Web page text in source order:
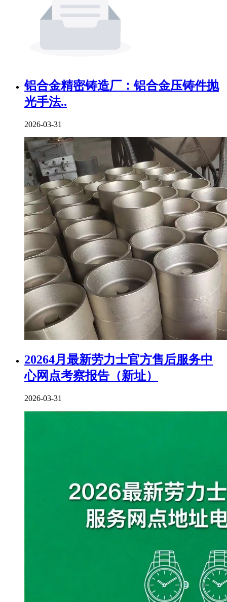
铝合金精密铸造厂：铝合金压铸件抛
光手法..
2026-03-31
20264月最新劳力士官方售后服务中
心网点考察报告（新址）
2026-03-31